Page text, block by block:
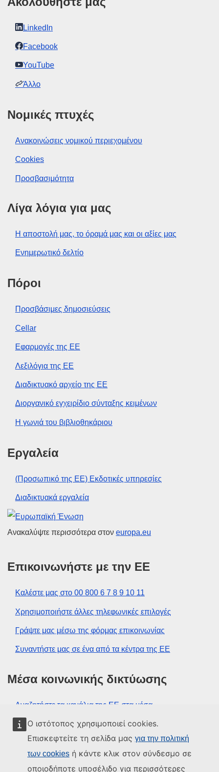
Ο ιστότοπος χρησιμοποιεί cookies.
Επισκεφτείτε τη σελίδα μας για την πολιτική
των cookies ή κάντε κλικ στον σύνδεσμο σε
οποιοδήποτε υποσέλιδο για περισσότερες
LinkedIn
Facebook
YouTube
Άλλο
Νομικές πτυχές
Ανακοινώσεις νομικού περιεχομένου
Cookies
Προσβασιμότητα
Λίγα λόγια για μας
Η αποστολή μας, το όραμά μας και οι αξίες μας
Ενημερωτικό δελτίο
Πόροι
Προσβάσιμες δημοσιεύσεις
Cellar
Εφαρμογές της ΕΕ
Λεξιλόγια της ΕΕ
Διαδικτυακό αρχείο της ΕΕ
Διοργανικό εγχειρίδιο σύνταξης κειμένων
Η γωνιά του βιβλιοθηκάριου
Εργαλεία
(Προσωπικό της ΕΕ) Εκδοτικές υπηρεσίες
Διαδικτυακά εργαλεία
Ευρωπαϊκή Ένωση
Ανακαλύψτε περισσότερα στον europa.eu
Επικοινωνήστε με την ΕΕ
Καλέστε μας στο 00 800 6 7 8 9 10 11
Χρησιμοποιήστε άλλες τηλεφωνικές επιλογές
Γράψτε μας μέσω της φόρμας επικοινωνίας
Συναντήστε μας σε ένα από τα κέντρα της ΕΕ
Μέσα κοινωνικής δικτύωσης
Αναζητήστε τα κανάλια της ΕΕ στα μέσα
κοινωνικής δικτύωσης
Θεσμικά όργανα και οργανισμοί της